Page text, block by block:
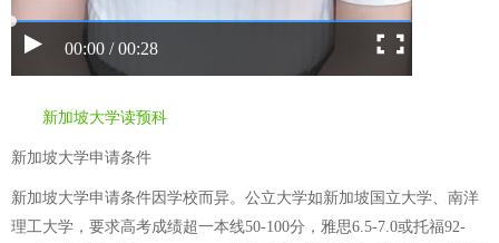
00:00 / 00:28
新加坡大学读预科
新加坡大学申请条件
新加坡大学申请条件因学校而异。公立大学如新加坡国立大学、南洋
理工大学，要求高考成绩超一本线50-100分，雅思6.5-7.0或托福92-